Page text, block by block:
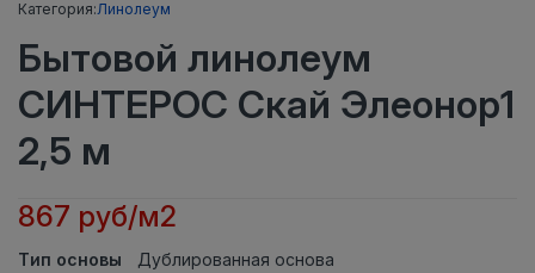
Категория:Линолеум
Бытовой линолеум
СИНТЕРОС Скай Элеонор1
2,5 м
867 руб/м2
Тип основы
Дублированная основа